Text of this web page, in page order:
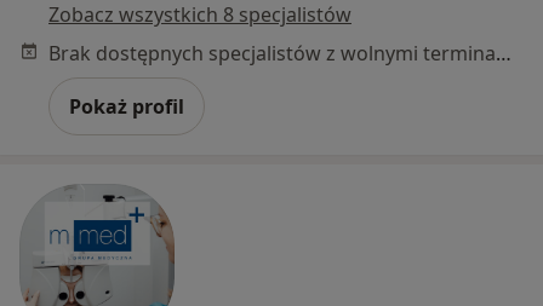
Zobacz wszystkich 8 specjalistów
Brak dostępnych specjalistów z wolnymi terminami w tym centrum medycznym.
Pokaż profil